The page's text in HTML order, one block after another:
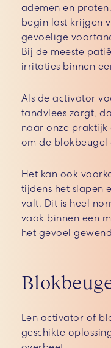
ademen en
begin last krijgen
gevoelige
Bij de meeste
irritaties binnen
Als de activator
tandvlees zorgt,
naar onze
om de blokbeugel
Het kan ook
tijdens het slapen
valt. Dit is heel
vaak binnen een
het gevoel
Een activator of
geschikte